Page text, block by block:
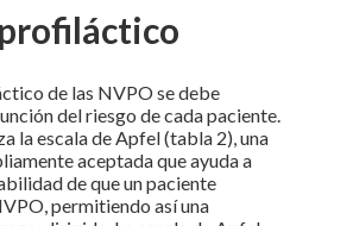
de las NVPO se debe
del riesgo de cada paciente.
la escala de Apfel (tabla 2), una
aceptada que ayuda a
de que un paciente
permitiendo así una